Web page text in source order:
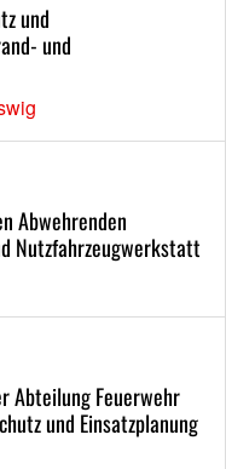
und
und
Abwehrenden
Nutzfahrzeugwerkstatt
Abteilung Feuerwehr
und Einsatzplanung